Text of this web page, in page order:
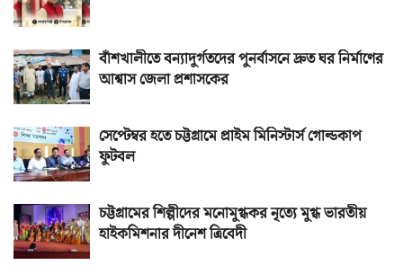
বাঁশখালীতে বন্যাদুর্গতদের পুনর্বাসনে দ্রুত ঘর নির্মাণের
আশ্বাস জেলা প্রশাসকের
সেপ্টেম্বর হতে চট্টগ্রামে প্রাইম মিনিস্টার্স গোল্ডকাপ
ফুটবল
চট্টগ্রামের শিল্পীদের মনোমুগ্ধকর নৃত্যে মুগ্ধ ভারতীয়
হাইকমিশনার দীনেশ ত্রিবেদী